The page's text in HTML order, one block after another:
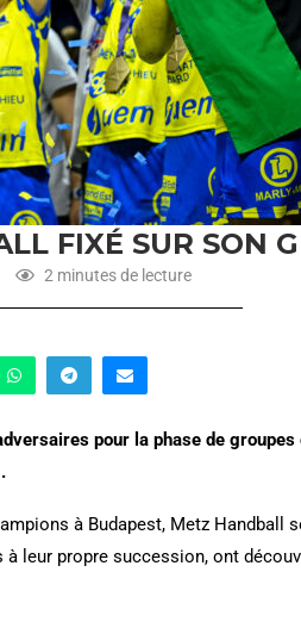
FIXÉ SUR SON
2 minutes de lecture
pour la phase de groupes
à Budapest, Metz Handball
leur propre succession, ont